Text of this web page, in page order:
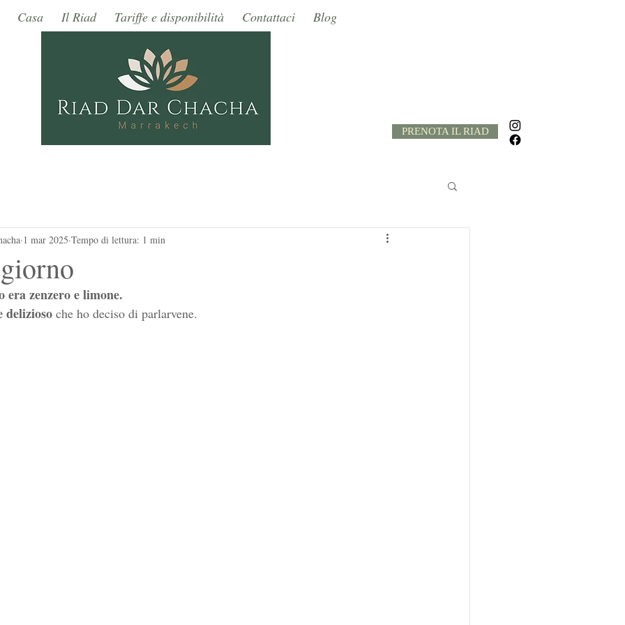
Casa Il Riad Tariffe e disponibilità Contattaci Blog
PRENOTA IL RIAD
1 mar 2025 Tempo di lettura: 1 min
zenzero e limone.
delizioso che ho deciso di parlarvene.